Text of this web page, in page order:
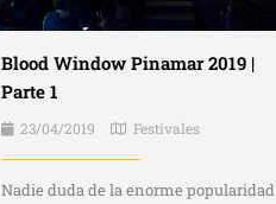
Blood Window Pinamar 2019 |
Parte 1
23/04/2019 Festivales
Nadie duda de la enorme popularidad